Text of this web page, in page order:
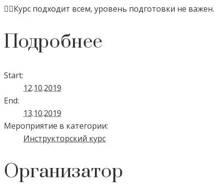
☝🏻Курс подходит всем, уровень подготовки не важен.
Подробнее
Start:
12.10.2019
End:
13.10.2019
Мероприятие в категории:
Инструкторский курс
Организатор